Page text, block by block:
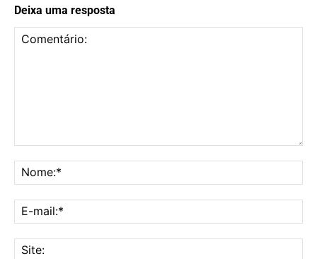
Deixa uma resposta